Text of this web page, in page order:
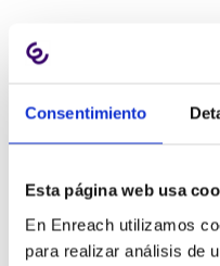
Consentimiento
Esta página web usa
En Enreach utilizamos
para realizar análisis de
A diferencia de los
análisis del rendimiento
tiempo determinado.
1) Monitoreo